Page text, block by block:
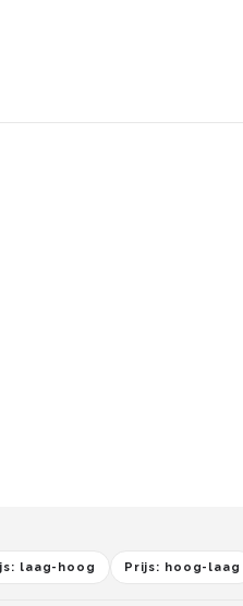
laag-hoog Prijs: hoog-laag